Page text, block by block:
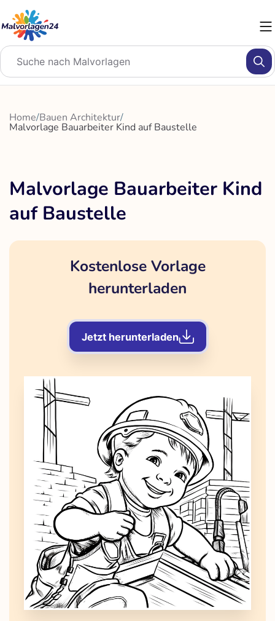
Inhalt
springen
Home/Bauen Architektur/
Malvorlage Bauarbeiter Kind auf Baustelle
Malvorlage Bauarbeiter Kind
auf Baustelle
Kostenlose Vorlage
herunterladen
Jetzt herunterladen